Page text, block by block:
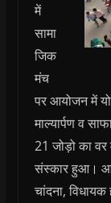
में
सामा
जिक
मंच
पर आयोजन में
माल्यार्पण व
21 जोड़ो का
संस्कार हुआ।
चांदना, विधायक